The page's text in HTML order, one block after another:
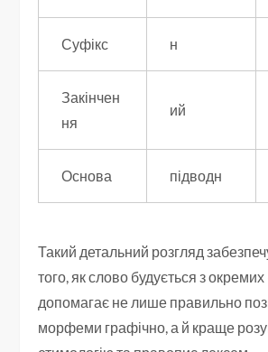
Суфікс н
Закінчен
ня
ий
Основа підводн
Такий детальний розгляд
того, як слово будується з
допомагає не лише правильно
морфеми графічно, а й краще